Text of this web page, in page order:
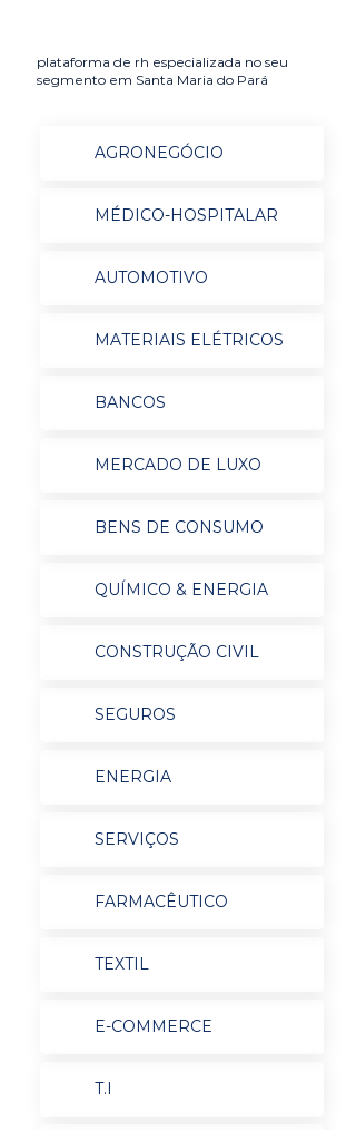
plataforma de rh especializada no seu
segmento em Santa Maria do Pará
AGRONEGÓCIO
MÉDICO-HOSPITALAR
AUTOMOTIVO
MATERIAIS ELÉTRICOS
BANCOS
MERCADO DE LUXO
BENS DE CONSUMO
QUÍMICO & ENERGIA
CONSTRUÇÃO CIVIL
SEGUROS
ENERGIA
SERVIÇOS
FARMACÊUTICO
TEXTIL
E-COMMERCE
T.I